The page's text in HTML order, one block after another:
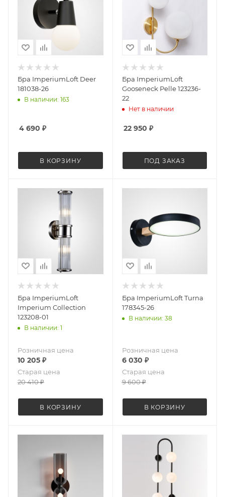
Бра ImperiumLoft Deer
181038-26
В наличии: 163
4 690 ₽
В КОРЗИНУ
Бра ImperiumLoft
Gooseneck Pelle 123236-
22
Нет в наличии
22 950 ₽
ПОД ЗАКАЗ
Бра ImperiumLoft
Imperium Collection
123208-01
В наличии: 1
Розничная цена
10 205 ₽
Старая цена
20 410₽
В КОРЗИНУ
Бра ImperiumLoft Turna
178345-26
В наличии: 38
Розничная цена
6 030 ₽
Старая цена
9 600₽
В КОРЗИНУ